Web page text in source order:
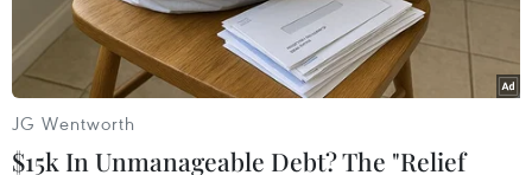
Campuchia.
JG Wentworth
$15k In Unmanageable Debt? The "Relief